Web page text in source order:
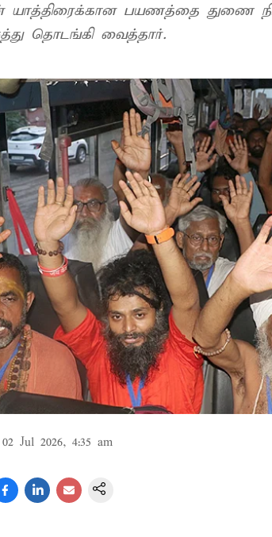
யாத்திரைக்கான பயணத்தை துணை
தொடங்கி வைத்தார்.
02 Jul 2026, 4:35 am